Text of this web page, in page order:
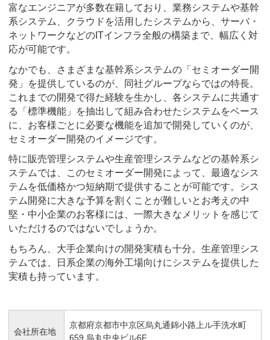
富なエンジニアが多数在籍しており、業務システムや基幹
系システム、クラウドを活用したシステムから、サーバ・
ネットワークなどのITインフラ全般の構築まで、幅広く対
応が可能です。
なかでも、さまざまな基幹系システムの「セミオーダー開
発」を提供しているのが、同社グループならではの特長。
これまでの開発で得た経験を生かし、各システムに共通す
る「標準機能」を抽出して組み合わせたシステムをベース
に、お客様ごとに必要な機能を追加で開発していくのが、
セミオーダー開発のイメージです。
特に販売管理システムや生産管理システムなどの基幹系シ
ステムでは、このセミオーダー開発によって、最適なシス
テムを低価格かつ短納期で提供することが可能です。シス
テム開発に大きな予算を割くことが難しいとお考えの中
堅・中小企業のお客様には、一際大きなメリットを感じて
いただけるのではないでしょうか。
もちろん、大手企業向けの開発実積も十分。生産管理シス
テムでは、日系企業の海外工場向けにシステムを提供した
実積も持っています。
会社所在地
京都府京都市中京区烏丸通錦小路上ル手洗水町
659 烏丸中央ビル6F